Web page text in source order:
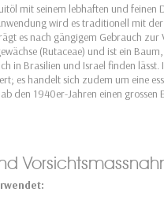
mit seinem lebhaften und feinen
wird es traditionell mit
es nach gängigem Gebrauch zur
(Rutaceae) und ist ein
in Brasilien und Israel finden lässt.
es handelt sich zudem um eine
den 1940er-Jahren einen grossen